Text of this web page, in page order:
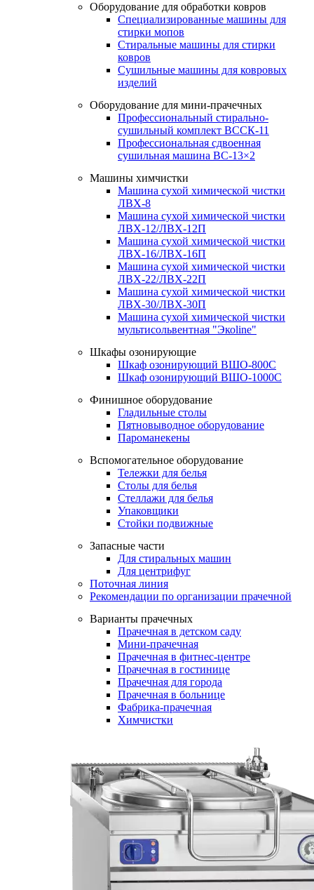
Оборудование для обработки ковров
Специализированные машины для
стирки мопов
Стиральные машины для стирки
ковров
Сушильные машины для ковровых
изделий
Оборудование для мини-прачечных
Профессиональный стирально-
сушильный комплект ВССК-11
Профессиональная сдвоенная
сушильная машина ВС-13×2
Машины химчистки
Машина сухой химической чистки
ЛВХ-8
Машина сухой химической чистки
ЛВХ-12/ЛВХ-12П
Машина сухой химической чистки
ЛВХ-16/ЛВХ-16П
Машина сухой химической чистки
ЛВХ-22/ЛВХ-22П
Машина сухой химической чистки
ЛВХ-30/ЛВХ-30П
Машина сухой химической чистки
мультисольвентная "Экоline"
Шкафы озонирующие
Шкаф озонирующий ВШО-800С
Шкаф озонирующий ВШО-1000С
Финишное оборудование
Гладильные столы
Пятновыводное оборудование
Пароманекены
Вспомогательное оборудование
Тележки для белья
Столы для белья
Стеллажи для белья
Упаковщики
Стойки подвижные
Запасные части
Для стиральных машин
Для центрифуг
Поточная линия
Рекомендации по организации прачечной
Варианты прачечных
Прачечная в детском саду
Мини-прачечная
Прачечная в фитнес-центре
Прачечная в гостинице
Прачечная для города
Прачечная в больнице
Фабрика-прачечная
Химчистки